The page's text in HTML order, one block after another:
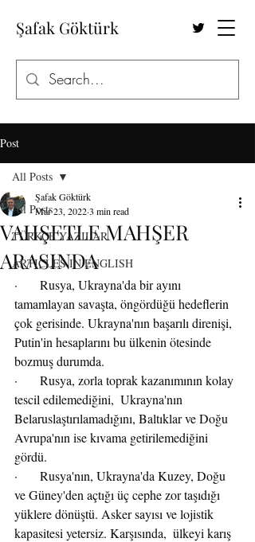
Şafak Göktürk
Post
All Posts
TÜRKÇE YAZILAR
ARTICLES IN ENGLISH
All Posts
VAHŞETLE MAHŞER
ARASINDA
Şafak Göktürk
Mar 23, 20223 min read
·       Rusya, Ukrayna'da bir ayını
tamamlayan savaşta, öngördüğü hedeflerin
çok gerisinde. Ukrayna'nın başarılı direnişi,
Putin'in hesaplarını bu ülkenin ötesinde
bozmuş durumda.
·       Rusya, zorla toprak kazanımının kolay
tescil edilemediğini,  Ukrayna'nın
Belaruslaştırılamadığını, Baltıklar ve Doğu
Avrupa'nın ise kıvama getirilemediğini
gördü.
·       Rusya'nın, Ukrayna'da Kuzey, Doğu
ve Güney'den açtığı üç cephe zor taşıdığı
yüklere dönüştü. Asker sayısı ve lojistik
kapasitesi yetersiz. Karşısında,  ülkeyi karış